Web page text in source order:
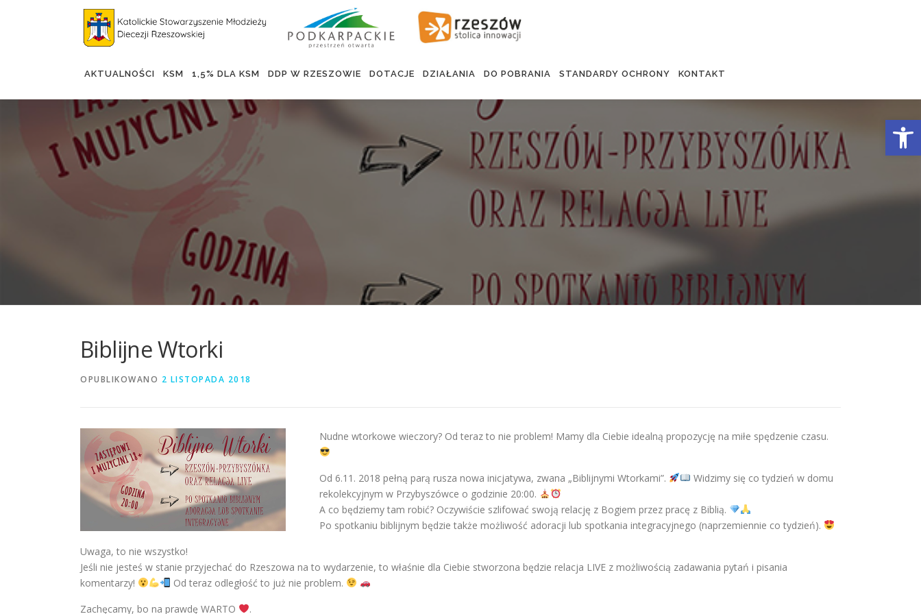
AKTUALNOŚCI KSM 1,5% DLA KSM DDP W RZESZOWIE DOTACJE DZIAŁANIA DO POBRANIA STANDARDY OCHRONY KONTAKT
Biblijne Wtorki
OPUBLIKOWANO 2 LISTOPADA 2018
Nudne wtorkowe wieczory? Od teraz to nie problem! Mamy dla Ciebie idealną propozycję na miłe spędzenie czasu.
Od 6.11. 2018 pełną parą rusza nowa inicjatywa, zwana „Biblijnymi Wtorkami”.
Widzimy się co tydzień w domu
rekolekcyjnym w Przybyszówce o godzinie 20:00.
A co będziemy tam robić? Oczywiście szlifować swoją relację z Bogiem przez pracę z Biblią.
Po spotkaniu biblijnym będzie także możliwość adoracji lub spotkania integracyjnego (naprzemiennie co tydzień).
Uwaga, to nie wszystko!
Jeśli nie jesteś w stanie przyjechać do Rzeszowa na to wydarzenie, to właśnie dla Ciebie stworzona będzie relacja LIVE z możliwością zadawania pytań i pisania
komentarzy!
Od teraz odległość to już nie problem.
Zachęcamy, bo na prawdę WARTO
.